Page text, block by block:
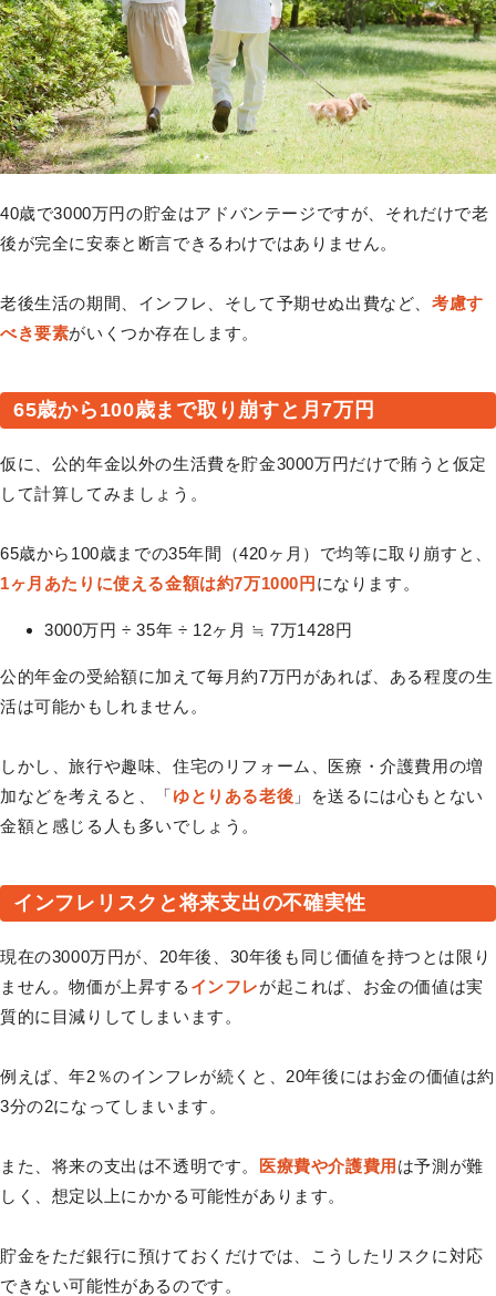
40歳で3000万円の貯金はアドバンテージですが、それだけで老
後が完全に安泰と断言できるわけではありません。
老後生活の期間、インフレ、そして予期せぬ出費など、考慮す
べき要素がいくつか存在します。
65歳から100歳まで取り崩すと月7万円
仮に、公的年金以外の生活費を貯金3000万円だけで賄うと仮定
して計算してみましょう。
65歳から100歳までの35年間（420ヶ月）で均等に取り崩すと、
1ヶ月あたりに使える金額は約7万1000円 になります。
3000万円 ÷ 35年 ÷ 12ヶ月 ≒ 7万1428円
公的年金の受給額に加えて毎月約7万円があれば、ある程度の生
活は可能かもしれません。
しかし、旅行や趣味、住宅のリフォーム、医療・介護費用の増
加などを考えると、「ゆとりある老後 」を送るには心もとない
金額と感じる人も多いでしょう。
インフレリスクと将来支出の不確実性
現在の3000万円が、20年後、30年後も同じ価値を持つとは限り
ません。物価が上昇する インフレが起これば、お金の価値は実
質的に目減りしてしまいます。
例えば、年2％のインフレが続くと、20年後にはお金の価値は約
3分の2になってしまいます。
また、将来の支出は不透明です。 医療費や介護費用 は予測が難
しく、想定以上にかかる可能性があります。
貯金をただ銀行に預けておくだけでは、こうしたリスクに対応
できない可能性があるのです。